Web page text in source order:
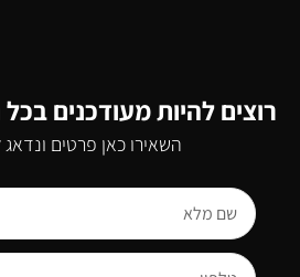
רוצים להיות מעודכנים
השאירו כאן פרטים